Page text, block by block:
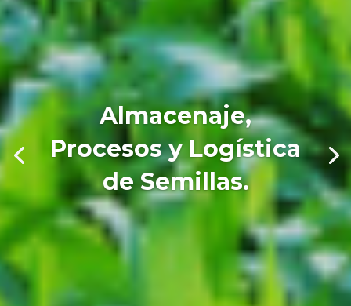
Almacenaje,
Procesos y Logística
de Semillas.